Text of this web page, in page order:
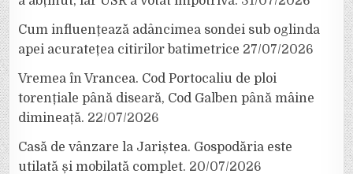
Cum influențează adâncimea sondei sub oglinda
apei acuratețea citirilor batimetrice 27/07/2026
Vremea în Vrancea. Cod Portocaliu de ploi
torențiale până diseară, Cod Galben până mâine
dimineață. 22/07/2026
Casă de vânzare la Jariștea. Gospodăria este
utilată și mobilată complet. 20/07/2026